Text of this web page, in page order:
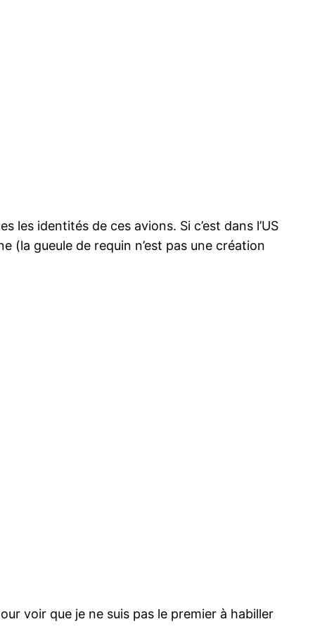
les identités de ces avions. Si c’est dans l’US
(la gueule de requin n’est pas une création
voir que je ne suis pas le premier à habiller